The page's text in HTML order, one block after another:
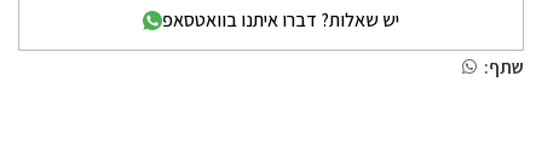
יש שאלות? דברו איתנו בוואטסאפ
שתף: